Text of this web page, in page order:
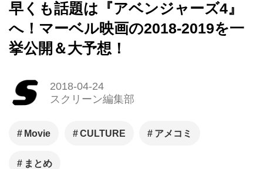
早くも話題は『アベンジャーズ4』
へ！マーベル映画の2018-2019を一
挙公開＆大予想！
2018-04-24
スクリーン編集部
Movie CULTURE アメコミ
まとめ